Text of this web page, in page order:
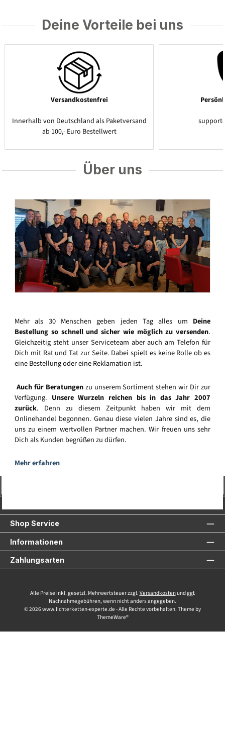
Deine Vorteile bei uns
Versandkostenfrei
Innerhalb von Deutschland als Paketversand
ab 100,- Euro Bestellwert
Über uns
Mehr als 30 Menschen geben jeden Tag alles um Deine
Bestellung so schnell und sicher wie möglich zu versenden.
Gleichzeitig steht unser Serviceteam aber auch am Telefon für
Dich mit Rat und Tat zur Seite. Dabei spielt es keine Rolle ob es
eine Bestellung oder eine Reklamation ist.
Auch für Beratungenzu unserem Sortiment stehen wir Dir zur
Verfügung. Unsere Wurzeln reichen bis in das Jahr 2007
zurück. Denn zu diesem Zeitpunkt haben wir mit dem
Onlinehandel begonnen. Genau diese vielen Jahre sind es, die
uns zu einem wertvollen Partner machen. Wir freuen uns sehr
Dich als Kunden begrüßen zu dürfen.
Mehr erfahren
Shop Service
Informationen
Zahlungsarten
Alle Preise inkl. gesetzl. Mehrwertsteuer zzgl. Versandkostenund ggf.
Nachnahmegebühren, wenn nicht anders angegeben.
© 2026 www.lichterketten-experte.de - Alle Rechte vorbehalten. Theme by
ThemeWare®